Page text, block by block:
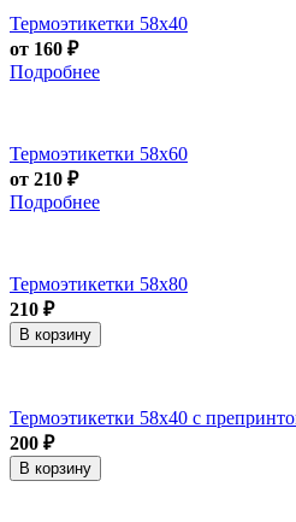
Термоэтикетки 58х40
от 160 ₽
Подробнее
Термоэтикетки 58х60
от 210 ₽
Подробнее
Термоэтикетки 58х80
210 ₽
В корзину
Термоэтикетки 58х40 с
200 ₽
В корзину